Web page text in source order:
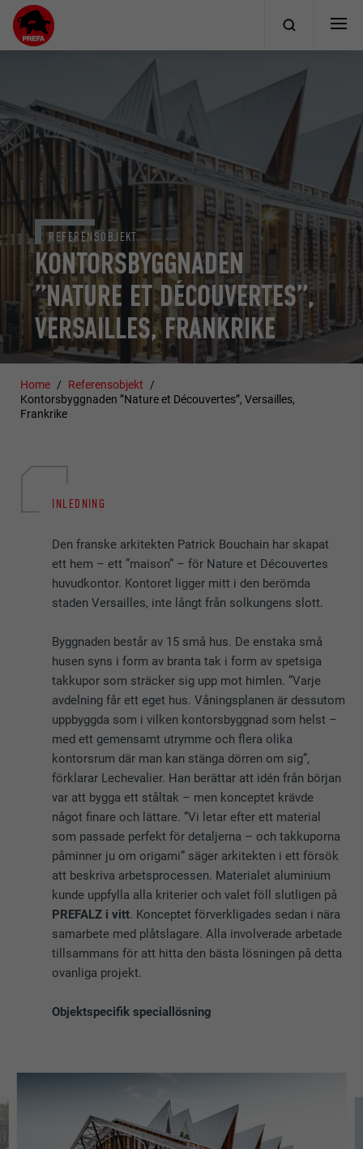
KONTORSBYGGNADEN
”NATURE ET DÉCOUVERTES”,
VERSAILLES, FRANKRIKE
REFERENSOBJEKT
Home
Referensobjekt
Kontorsbyggnaden ”Nature et Découvertes”, Versailles,
Frankrike
INLEDNING
Den franske arkitekten Patrick Bouchain har skapat
ett hem – ett ”maison” – för Nature et Découvertes
huvudkontor. Kontoret ligger mitt i den berömda
staden Versailles, inte långt från solkungens slott.
Byggnaden består av 15 små hus. De enstaka små
husen syns i form av branta tak i form av spetsiga
takkupor som sträcker sig upp mot himlen. ”Varje
avdelning får ett eget hus. Våningsplanen är dessutom
uppbyggda som i vilken kontorsbyggnad som helst –
med ett gemensamt utrymme och flera olika
kontorsrum där man kan stänga dörren om sig”,
förklarar Lechevalier. Han berättar att idén från början
var att bygga ett ståltak – men konceptet krävde
något finare och lättare. ”Vi letar efter ett material
som passade perfekt för detaljerna – och takkuporna
påminner ju om origami” säger arkitekten i ett försök
att beskriva arbetsprocessen. Materialet aluminium
kunde uppfylla alla kriterier och valet föll slutligen på
PREFALZ i vitt. Konceptet förverkligades sedan i nära
samarbete med plåtslagare. Alla involverade arbetade
tillsammans för att hitta den bästa lösningen på detta
ovanliga projekt.
Objektspecifik speciallösning